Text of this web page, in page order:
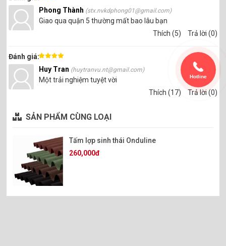
Phong Thành (stx.nvkdphong01@gmail.com)
Giao qua quận 5 thường mất bao lâu bạn
Thích (5)
Trả lời (0)
Đánh giá:
Huy Tran (huytranvu.nt@gmail.com)
Một trải nghiệm tuyệt vời
Thích (17)
Trả lời (0)
SẢN PHẨM CÙNG LOẠI
Tấm lợp sinh thái Onduline
260,000đ
Hotline